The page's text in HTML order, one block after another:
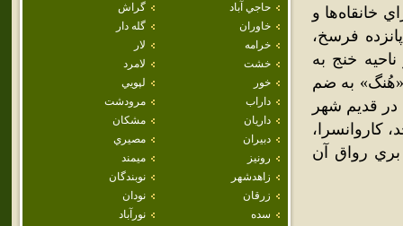
حاجي آباد
گراش
خاوران
گله دار
خرامه
لار
خشت
لامرد
خور
لپويي
داراب
مرودشت
داريان
مشكان
دبيران
مصيري
رونيز
ميمند
زاهدشهر
نوبندگان
زرقان
نودان
سده
نورآباد
خانقاه‌ها و
فرسخ،
از ناحيه خنج به
به ضم
قديم شهر
رواق آن